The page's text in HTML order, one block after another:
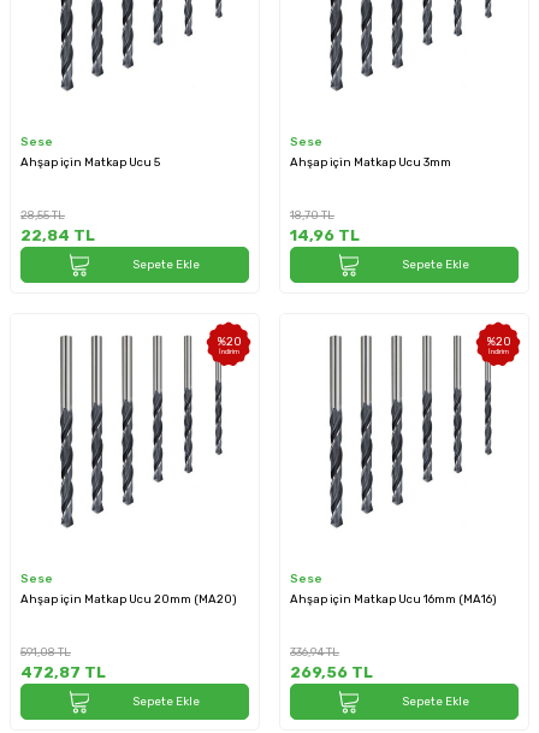
Sese
Ahşap için Matkap Ucu 5
28,55TL
22,84 TL
Sepete Ekle
Sese
Ahşap için Matkap Ucu 3mm
18,70TL
14,96 TL
Sepete Ekle
%20
İndirim
Sese
Ahşap için Matkap Ucu 20mm (MA20)
591,08TL
472,87 TL
Sepete Ekle
%20
İndirim
Sese
Ahşap için Matkap Ucu 16mm (MA16)
336,94TL
269,56 TL
Sepete Ekle